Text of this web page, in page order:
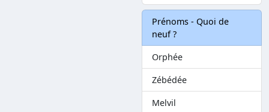
Prénoms - Quoi de
neuf ?
Orphée
Zébédée
Melvil